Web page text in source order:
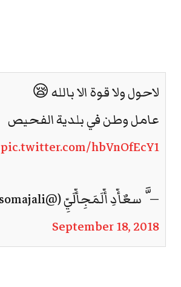
لاحول ولا قوة الا بالله 😪
عامل وطن في بلدية الفحيص
pic.twitter.com/hbVnOfEcY1
— َّ‏‏ سعٌأّدِ أّلَمَجِأّلَيِّ‏‏ (@yysosomajali)
September 18, 2018